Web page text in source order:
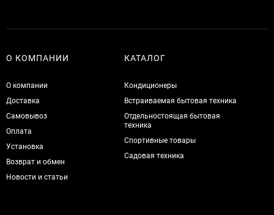
О КОМПАНИИ
О компании
Доставка
Самовывоз
Оплата
Установка
Возврат и обмен
Новости и статьи
КАТАЛОГ
Кондиционеры
Встраиваемая бытовая техника
Отдельностоящая бытовая
техника
Спортивные товары
Садовая техника